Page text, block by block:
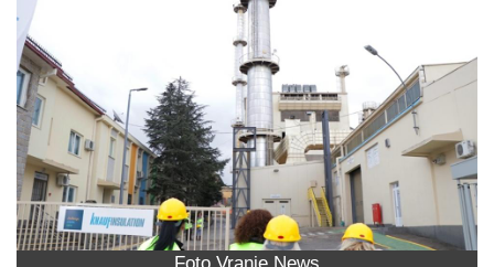
Foto Vranje News